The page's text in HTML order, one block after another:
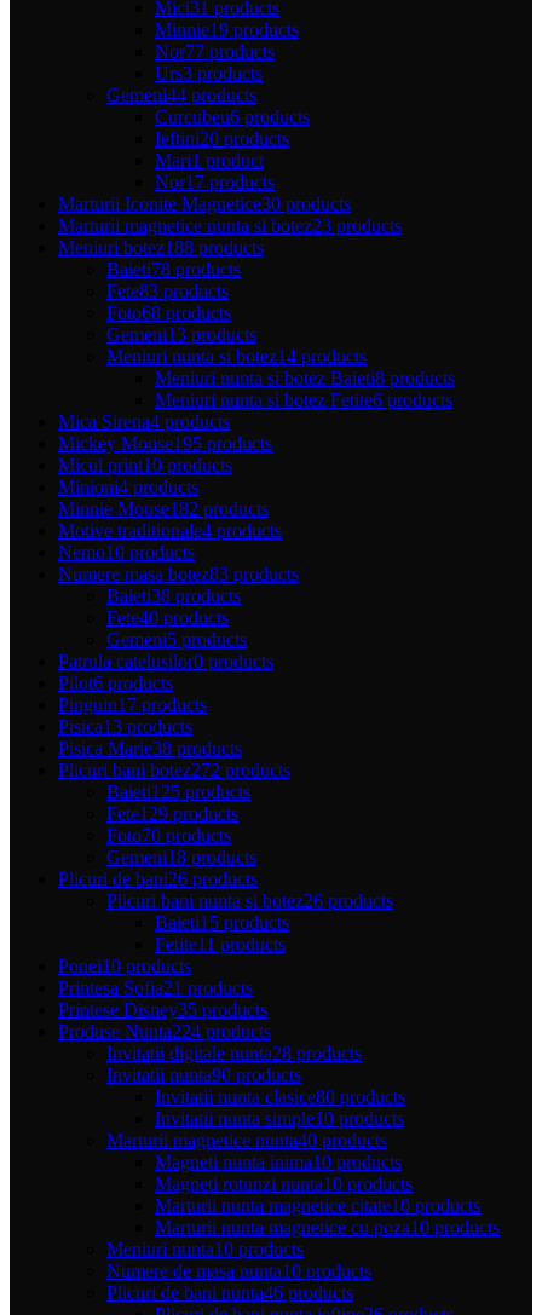
Mici31 products
Minnie19 products
Nor77 products
Urs3 products
Gemeni44 products
Curcubeu6 products
Ieftini20 products
Mari1 product
Nor17 products
Marturii Iconite Magnetice30 products
Marturii magnetice nunta si botez23 products
Meniuri botez188 products
Baieti78 products
Fete83 products
Foto68 products
Gemeni13 products
Meniuri nunta si botez14 products
Meniuri nunta si botez Baieti8 products
Meniuri nunta si botez Fetite6 products
Mica Sirena4 products
Mickey Mouse195 products
Micul print10 products
Minioni4 products
Minnie Mouse182 products
Motive traditionale4 products
Nemo10 products
Numere masa botez83 products
Baieti38 products
Fete40 products
Gemeni5 products
Patrula catelusilor0 products
Pilot6 products
Pinguin17 products
Pisica13 products
Pisica Marie38 products
Plicuri bani botez272 products
Baieti125 products
Fete129 products
Foto70 products
Gemeni18 products
Plicuri de bani26 products
Plicuri bani nunta si botez26 products
Baieti15 products
Fetite11 products
Ponei10 products
Printesa Sofia21 products
Printese Disney35 products
Produse Nunta224 products
Invitatii digitale nunta28 products
Invitatii nunta90 products
Invitatii nunta clasice80 products
Invitatii nunta simple10 products
Marturii magnetice nunta40 products
Magneti nunta inima10 products
Magneti rotunzi nunta10 products
Marturii nunta magnetice citate10 products
Marturii nunta magnetice cu poza10 products
Meniuri nunta10 products
Numere de masa nunta10 products
Plicuri de bani nunta46 products